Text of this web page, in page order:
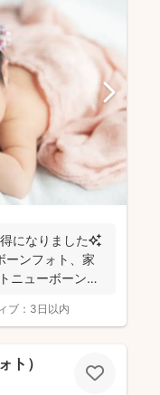
になりました✨
ーンフォト、家
ニューボーンフ
ブ： 3日以内
ト）